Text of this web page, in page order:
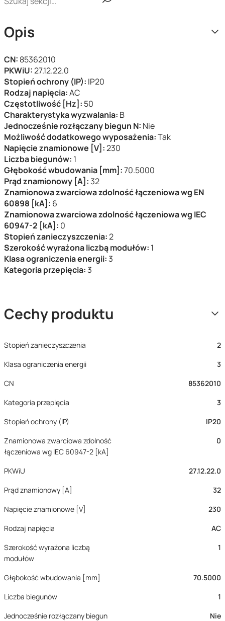
Opis
CN: 85362010
PKWiU:27.12.22.0
Stopień ochrony (IP): IP20
Rodzaj napięcia:AC
Częstotliwość [Hz]: 50
Charakterystyka wyzwalania: B
Jednocześnie rozłączany biegun N: Nie
Możliwość dodatkowego wyposażenia:Tak
Napięcie znamionowe [V]:230
Liczba biegunów: 1
Głębokość wbudowania [mm]:70.5000
Prąd znamionowy [A]: 32
Znamionowa zwarciowa zdolność łączeniowa wg EN
60898 [kA]: 6
Znamionowa zwarciowa zdolność łączeniowa wg IEC
60947-2 [kA]: 0
Stopień zanieczyszczenia:2
Szerokość wyrażona liczbą modułów: 1
Klasa ograniczenia energii: 3
Kategoria przepięcia: 3
Cechy produktu
Stopień zanieczyszczenia
2
Klasa ograniczenia energii
3
CN
85362010
Kategoria przepięcia
3
Stopień ochrony (IP)
IP20
Znamionowa zwarciowa zdolność
łączeniowa wg IEC 60947-2 [kA]
0
PKWiU
27.12.22.0
Prąd znamionowy [A]
32
Napięcie znamionowe [V]
230
Rodzaj napięcia
AC
Szerokość wyrażona liczbą
modułów
1
Głębokość wbudowania [mm]
70.5000
Liczba biegunów
1
Jednocześnie rozłączany biegun
Nie